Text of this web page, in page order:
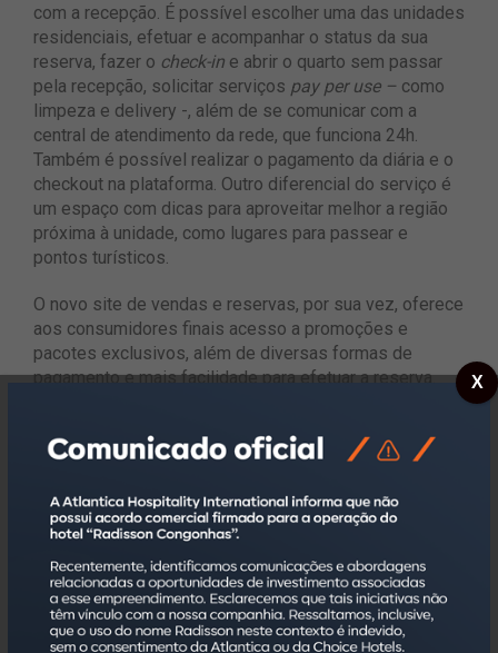
com a recepção. É possível escolher uma das unidades
residenciais, efetuar e acompanhar o status da sua
reserva, fazer o check-in e abrir o quarto sem passar
pela recepção, solicitar serviços pay per use – como
limpeza e delivery -, além de se comunicar com a
central de atendimento da rede, que funciona 24h.
Também é possível realizar o pagamento da diária e o
checkout na plataforma. Outro diferencial do serviço é
um espaço com dicas para aproveitar melhor a região
próxima à unidade, como lugares para passear e
pontos turísticos.
O novo site de vendas e reservas, por sua vez, oferece
aos consumidores finais acesso a promoções e
pacotes exclusivos, além de diversas formas de
pagamento e mais facilidade para efetuar a reserva.
maneira quer interagir – via chat, e-mail ou telefone.
customizada.
Já o Portal do Investidor foi uma maneira da Atlantica
aperfeiçoar seus canais de atendimentos e manter um
relacionamento cada vez mais próximo com os seus
mais de nove mil investidores no Brasil. Ao acessar a
nova plataforma, é possível atualizar os seus dados,
X